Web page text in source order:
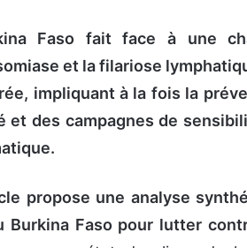
Faso fait face à une
et la filariose
impliquant à la fois la
et des campagnes de
propose une analyse
Burkina Faso pour lutter